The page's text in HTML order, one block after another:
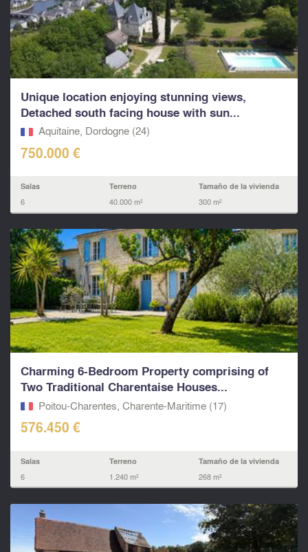
Unique location enjoying stunning views,
Detached south facing house with sun...
Aquitaine, Dordogne (24)
750.000 €
Salas
6
Terreno
40.000 m²
Tamaño de la vivienda
300 m²
Charming 6-Bedroom Property comprising of
Two Traditional Charentaise Houses...
Poitou-Charentes, Charente-Maritime (17)
576.450 €
Salas
6
Terreno
1.240 m²
Tamaño de la vivienda
268 m²